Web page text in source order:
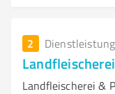
2
Landfleischerei &